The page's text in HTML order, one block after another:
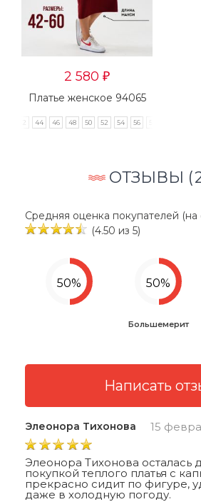
2 580 ₽
Платье женское 94065
42 44 46 48 50 52 54 56
ОТЗЫВЫ (
Средняя оценка покупателей (на
(4.50 из 5)
Большемерит
Элеонора Тихонова 15
Элеонора Тихонова осталась
покупкой теплого платья с
прекрасно сидит по фигуре,
даже в холодную погоду.